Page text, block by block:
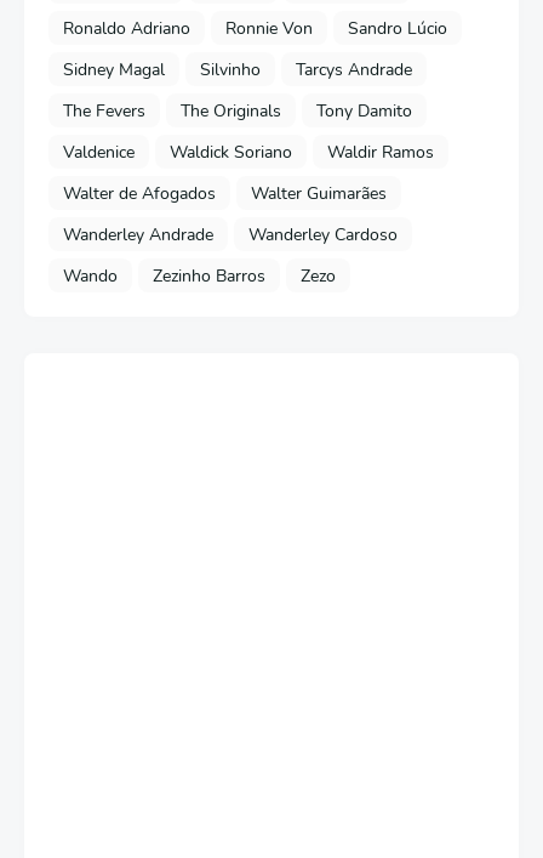
Ronaldo Adriano
Ronnie Von
Sandro Lúcio
Sidney Magal
Silvinho
Tarcys Andrade
The Fevers
The Originals
Tony Damito
Valdenice
Waldick Soriano
Waldir Ramos
Walter de Afogados
Walter Guimarães
Wanderley Andrade
Wanderley Cardoso
Wando
Zezinho Barros Zezo